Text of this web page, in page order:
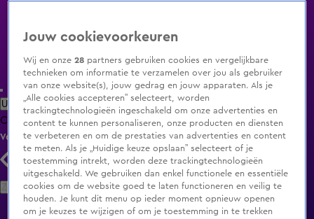
Uitzending Gemist Populaire programma's Zenders Genres
ClipsFilmsRadioSmart TV inlogShop
Volg KIJK
Zoeken
Jouw cookievoorkeuren
Wij en onze28 partners gebruiken cookies en vergelijkbare
technieken om informatie te verzamelen over jou als gebruiker
van onze website(s), jouw gedrag en jouw apparaten. Als je
„Alle cookies accepteren” selecteert, worden
trackingtechnologieën ingeschakeld om onze advertenties en
content te kunnen personaliseren, onze producten en diensten
te verbeteren en om de prestaties van advertenties en content
te meten. Als je „Huidige keuze opslaan” selecteert of je
toestemming intrekt, worden deze trackingtechnologieën
uitgeschakeld. We gebruiken dan enkel functionele en essentiële
cookies om de website goed te laten functioneren en veilig te
houden. Je kunt dit menu op ieder moment opnieuw openen
om je keuzes te wijzigen of om je toestemming in te trekken